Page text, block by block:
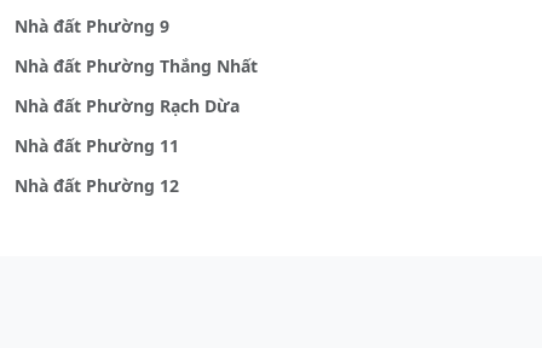
Nhà đất Phường 9
Nhà đất Phường Thắng Nhất
Nhà đất Phường Rạch Dừa
Nhà đất Phường 11
Nhà đất Phường 12